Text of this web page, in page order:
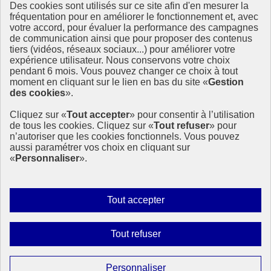
Des cookies sont utilisés sur ce site afin d'en mesurer la
fréquentation pour en améliorer le fonctionnement et, avec
votre accord, pour évaluer la performance des campagnes
de communication ainsi que pour proposer des contenus
tiers (vidéos, réseaux sociaux...) pour améliorer votre
expérience utilisateur. Nous conservons votre choix
pendant 6 mois. Vous pouvez changer ce choix à tout
moment en cliquant sur le lien en bas du site «Gestion
des cookies».
Cliquez sur «Tout accepter» pour consentir à l’utilisation
de tous les cookies. Cliquez sur «Tout refuser» pour
n’autoriser que les cookies fonctionnels. Vous pouvez
aussi paramétrer vos choix en cliquant sur
« Personnaliser».
Tout accepterAutoriser
tous
Tout refuserInterdire
tous
PersonnaliserParamétrer
Ressources
La Méth’ODD
Gouvernement
Ce site propose l’information de référence concernant l’Agenda
2030 et la feuille de route de la France. Il valorise la mobilisation de
tous les acteurs.
info.gouv.fr- ouvre une nouvelle fenêtre
service-public.fr - ouvre une nouvelle fenêtre
legifrance.gouv.fr- ouvre une nouvelle fenêtre
data.gouv.fr- ouvre une nouvelle fenêtre
Plan du site
Mentions légales
Sauf mention contraire, tous les contenus de ce site sont sous